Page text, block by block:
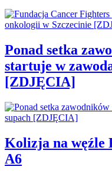
Ponad setka
startuje w
[ZDJĘCIA]
Kolizja na węźle
A6